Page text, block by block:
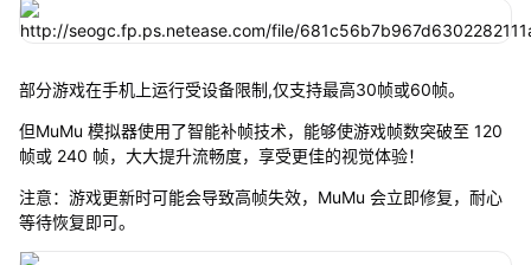
部分游戏在手机上运行受设备限制,仅支持最高30帧或60帧。
但MuMu 模拟器使用了智能补帧技术，能够使游戏帧数突破至 120
帧或 240 帧，大大提升流畅度，享受更佳的视觉体验！
注意：游戏更新时可能会导致高帧失效，MuMu 会立即修复，耐心
等待恢复即可。